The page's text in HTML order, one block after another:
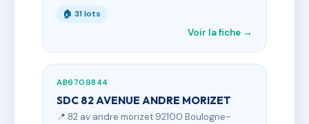
🏠 31 lots
Voir la fiche →
AB6709844
SDC 82 AVENUE ANDRE MORIZET
📍 82 av andre morizet 92100 Boulogne-